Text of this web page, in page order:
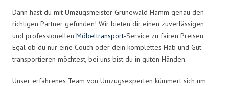
Dann hast du mit Umzugsmeister Grunewald Hamm genau den
richtigen Partner gefunden! Wir bieten dir einen zuverlässigen
und professionellen Möbeltransport-Service zu fairen Preisen.
Egal ob du nur eine Couch oder dein komplettes Hab und Gut
transportieren möchtest, bei uns bist du in guten Händen.
Unser erfahrenes Team von Umzugsexperten kümmert sich um